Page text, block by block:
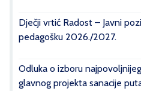
Dječji vrtić Radost – Javni
pedagošku 2026./2027.
Odluka o izboru
glavnog projekta sanacije